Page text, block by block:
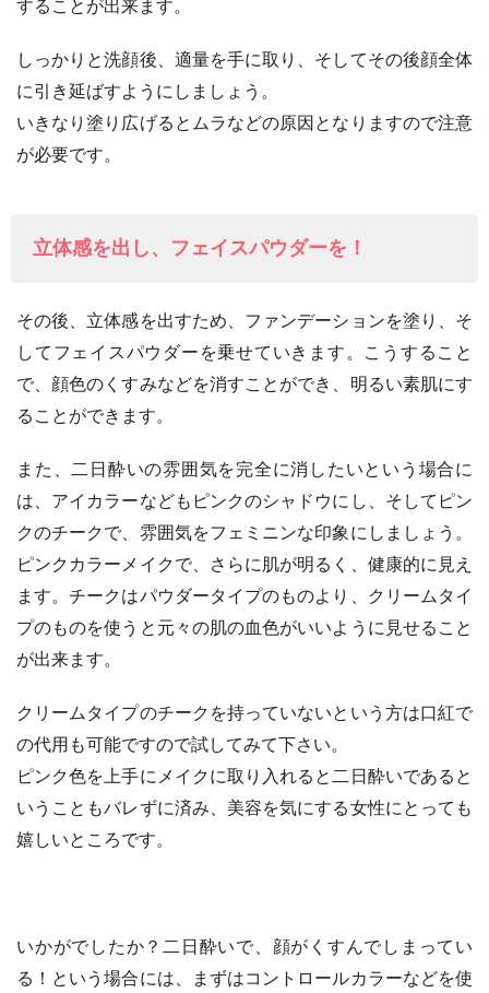
することが出来ます。
しっかりと洗顔後、適量を手に取り、そしてその後顔全体
に引き延ばすようにしましょう。
いきなり塗り広げるとムラなどの原因となりますので注意
が必要です。
立体感を出し、フェイスパウダーを！
その後、立体感を出すため、ファンデーションを塗り、そ
してフェイスパウダーを乗せていきます。こうすること
で、顔色のくすみなどを消すことができ、明るい素肌にす
ることができます。
また、二日酔いの雰囲気を完全に消したいという場合に
は、アイカラーなどもピンクのシャドウにし、そしてピン
クのチークで、雰囲気をフェミニンな印象にしましょう。
ピンクカラーメイクで、さらに肌が明るく、健康的に見え
ます。チークはパウダータイプのものより、クリームタイ
プのものを使うと元々の肌の血色がいいように見せること
が出来ます。
クリームタイプのチークを持っていないという方は口紅で
の代用も可能ですので試してみて下さい。
ピンク色を上手にメイクに取り入れると二日酔いであると
いうこともバレずに済み、美容を気にする女性にとっても
嬉しいところです。
いかがでしたか？二日酔いで、顔がくすんでしまってい
る！という場合には、まずはコントロールカラーなどを使